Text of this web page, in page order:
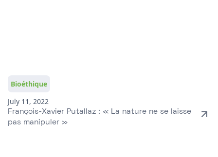
Bioéthique
July 11, 2022
François-Xavier Putallaz : « La nature ne se laisse
pas manipuler »